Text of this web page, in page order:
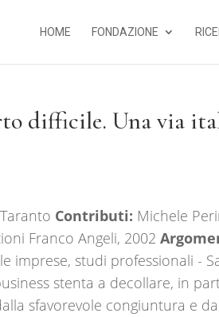
HOME FONDAZIONE
difficile. Una via
Contributi: Michele
Franco Angeli, 2002
imprese, studi professionali -
stenta a decollare, in
sfavorevole congiuntura e